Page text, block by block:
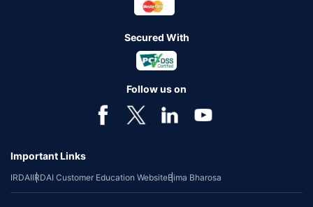
Secured With
Follow us on
Important Links
IRDAIIRDAI Customer Education WebsiteBima Bharosa